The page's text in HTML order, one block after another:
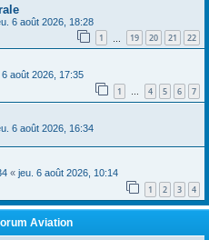
e
6 août 2026, 18:28
1 19 20 21 22
6 août 2026, 17:35
1 … 4 5 6 7
6 août 2026, 16:34
« jeu. 6 août 2026, 10:14
1 2 3 4
Aviation